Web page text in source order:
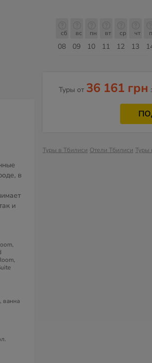
в
и
ванна
08
сб
09
вс
10
пн
11
вт
12
ср
13
чт
Туры от 36 161 грн
Туры в Тбилиси Отели Тбилиси Туры